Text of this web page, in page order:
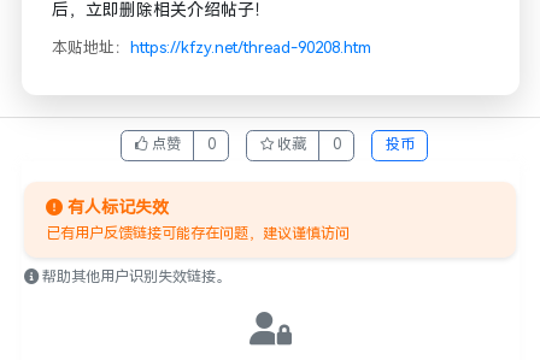
后，立即删除相关介绍帖子！
本贴地址： https://kfzy.net/thread-90208.htm
点赞 0 收藏 0 投币
有人标记失效
已有用户反馈链接可能存在问题，建议谨慎访问
帮助其他用户识别失效链接。